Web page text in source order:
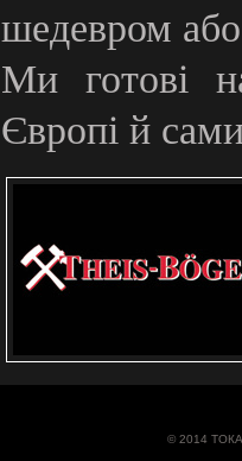
шедевром
Ми готові
Європі й
© 2014